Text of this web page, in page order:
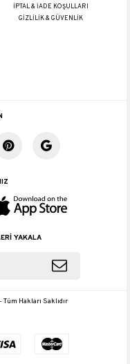
İPTAL & İADE KOŞULLARI
GİZLİLİK & GÜVENLİK
YAKALA
Tüm Hakları Saklıdır